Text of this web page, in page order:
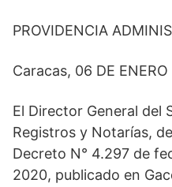
PROVIDENCIA
Caracas, 06 DE
El Director General del
Registros y Notarías,
Decreto N° 4.297 de
2020, publicado en